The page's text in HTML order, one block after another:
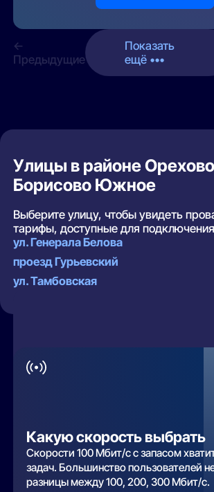
←
Предыдущие
Показать
ещё •••
Улицы в районе
Борисово Южное
Выберите улицу, чтобы увидеть
тарифы, доступные для подключения
ул. Генерала Белова
проезд Гурьевский
ул. Тамбовская
Какую скорость выбрать
Скорости 100 Мбит/с с запасом
задач. Большинство пользователей
разницы между 100, 200, 300 Мбит/с.